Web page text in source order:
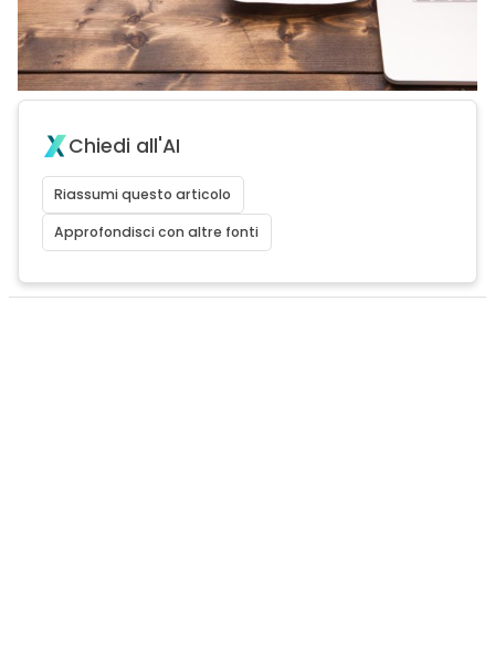
Chiedi all'AI
Riassumi questo articolo
Approfondisci con altre fonti